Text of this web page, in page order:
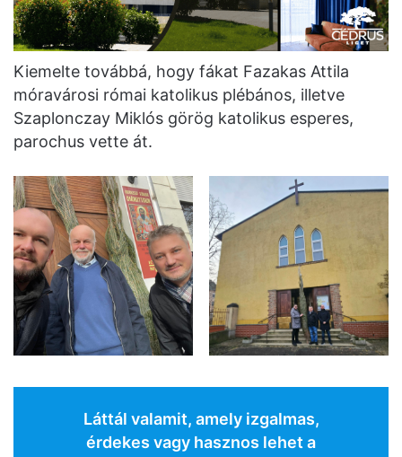
Kiemelte továbbá, hogy fákat Fazakas Attila
móravárosi római katolikus plébános, illetve
Szaplonczay Miklós görög katolikus esperes,
parochus vette át.
Láttál valamit, amely izgalmas,
érdekes vagy hasznos lehet a